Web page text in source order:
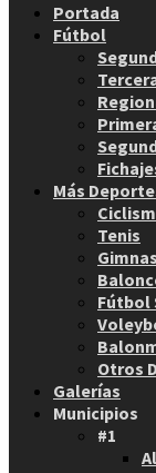
Portada
Fútbol
Más
Tenis
Fútbol
Otros
Galerías
Municipios
#1